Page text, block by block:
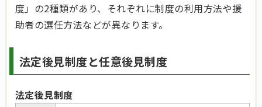
度」の2種類があり、それぞれに制度の利用方法や援
助者の選任方法などが異なります。
法定後見制度と任意後見制度
法定後見制度